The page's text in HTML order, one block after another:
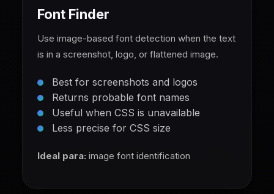
Font Finder
Use image-based font detection when the text
is in a screenshot, logo, or flattened image.
Best for screenshots and logos
Returns probable font names
Useful when CSS is unavailable
Less precise for CSS size
Ideal para: image font identification